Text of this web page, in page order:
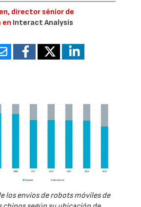
director sénior de
en Interact Analysis
los envíos de robots móviles de